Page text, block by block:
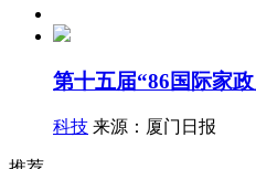
第十五届“86国际家
科技 来源：厦门日报